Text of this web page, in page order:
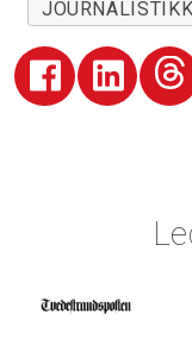
JOURNALISTIKK